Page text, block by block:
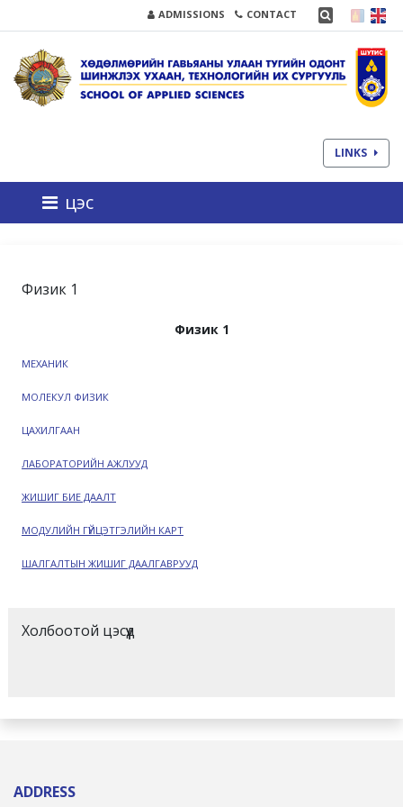
ADMISSIONS CONTACT
LINKS
цэс
Физик 1
Физик 1
МЕХАНИК
МОЛЕКУЛ ФИЗИК
ЦАХИЛГААН
ЛАБОРАТОРИЙН АЖЛУУД
ЖИШИГ БИЕ ДААЛТ
МОДУЛИЙН ГҮЙЦЭТГЭЛИЙН КАРТ
ШАЛГАЛТЫН ЖИШИГ ДААЛГАВРУУД
Холбоотой цэсүүд
ADDRESS